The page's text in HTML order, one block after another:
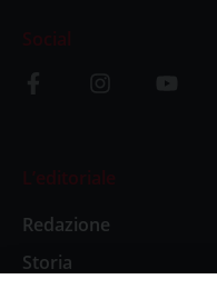
Social
L’editoriale
Redazione
Storia